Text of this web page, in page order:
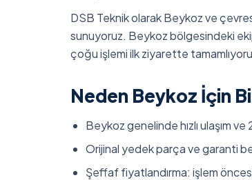
DSB Teknik olarak Beykoz ve
sunuyoruz. Beykoz bölgesindeki
çoğu işlemi ilk ziyarette
Neden Beykoz İçin
Beykoz genelinde hızlı ulaşım
Orijinal yedek parça ve garanti
Şeffaf fiyatlandırma: işlem